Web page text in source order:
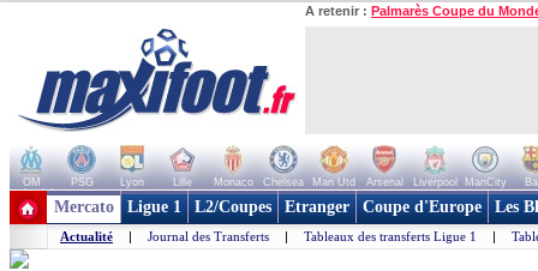
A retenir : Palmarès Coupe du
OM PSG Lyon Lille Monaco Chelsea Man Utd Arsenal Liverpool ManCity
+ de clubs
Mercato Ligue 1 L2/Coupes Etranger Coupe d'Europe Les
Actualité | Journal des Transferts | Tableaux des transferts Ligue 1 |